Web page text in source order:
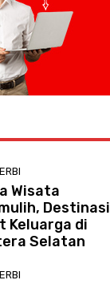
Wisata
Destinasi
Keluarga di
Selatan